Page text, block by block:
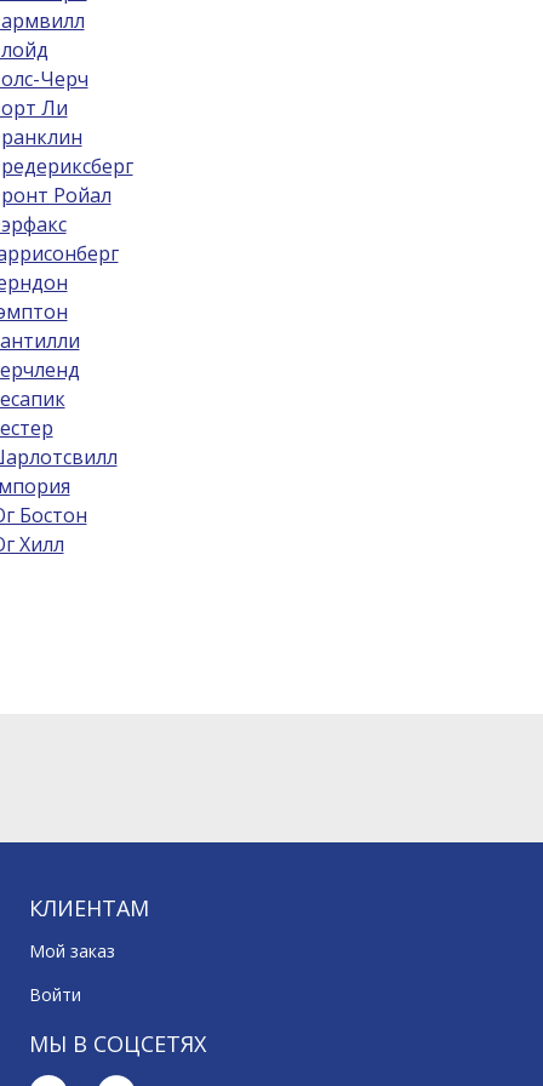
Черч
Ли
Ройал
Бостон
Хилл
КЛИЕНТАМ
Мой заказ
Войти
МЫ В СОЦСЕТЯХ